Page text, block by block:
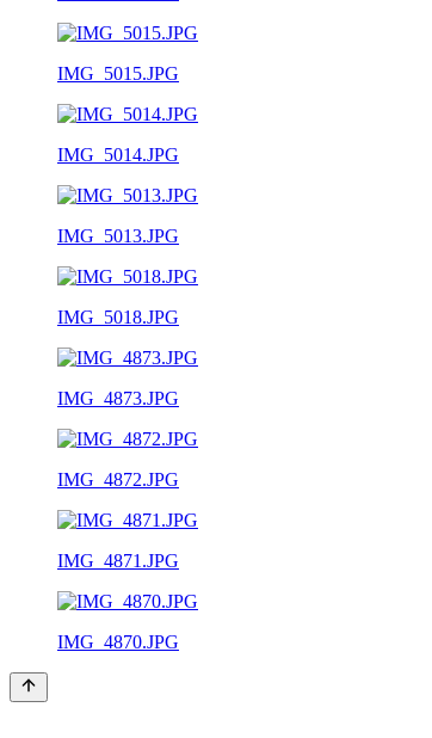
IMG_5015.JPG
IMG_5014.JPG
IMG_5013.JPG
IMG_5018.JPG
IMG_4873.JPG
IMG_4872.JPG
IMG_4871.JPG
IMG_4870.JPG